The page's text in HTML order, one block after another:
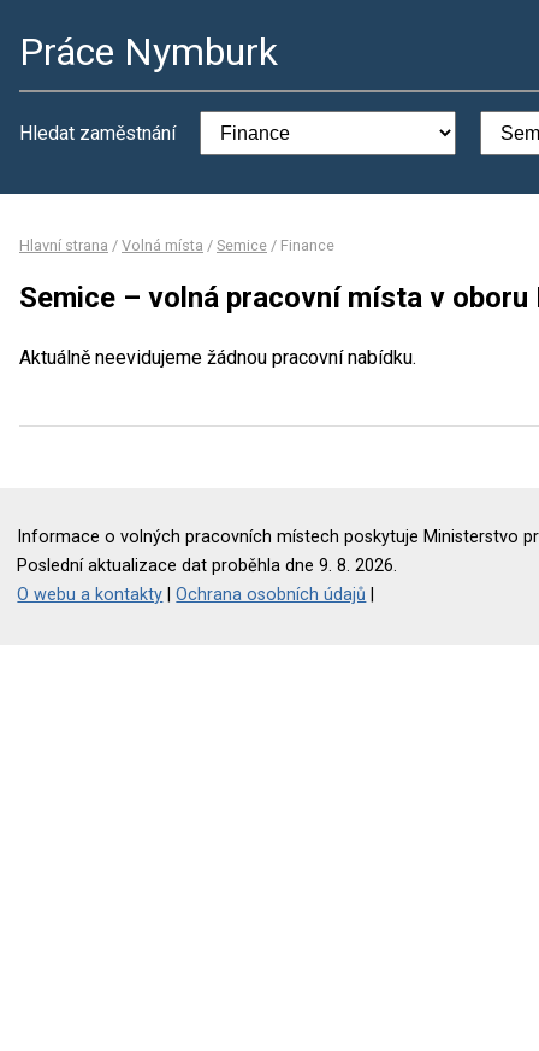
Práce Nymburk
Hledat zaměstnání
Hlavní strana / Volná místa / Semice / Finance
Semice – volná pracovní místa v oboru
Aktuálně neevidujeme žádnou pracovní nabídku.
Informace o volných pracovních místech poskytuje Ministerstvo
Poslední aktualizace dat proběhla dne 9. 8. 2026.
O webu a kontakty |Ochrana osobních údajů